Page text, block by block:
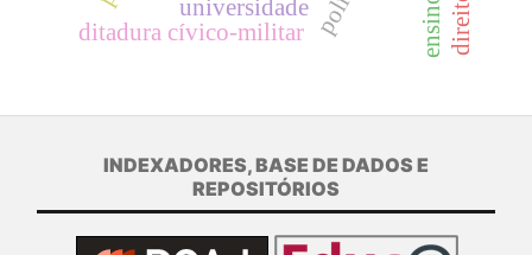
universidade
ditadura cívico-militar
INDEXADORES, BASE DE DADOS E
REPOSITÓRIOS